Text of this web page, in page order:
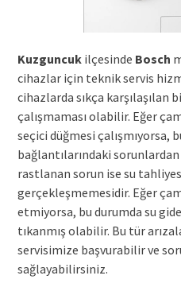
Kuzguncukilçesinde Bosch
cihazlar için teknik servis
cihazlarda sıkça karşılaşılan
çalışmaması olabilir. Eğer
seçici düğmesi
bağlantılarındaki
rastlanan sorun ise su
gerçekleşmemesidir. Eğer
etmiyorsa, bu durumda su
tıkanmış olabilir. Bu tür
servisimize başvurabilir ve
sağlayabilirsiniz.